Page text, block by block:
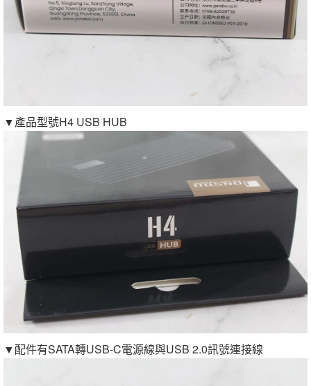
▼產品型號H4 USB HUB
▼配件有SATA轉USB-C電源線與USB 2.0訊號連接線